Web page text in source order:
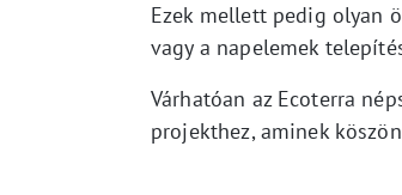
Ezek mellett pedig olyan
vagy a napelemek
Várhatóan az Ecoterra
projekthez, aminek